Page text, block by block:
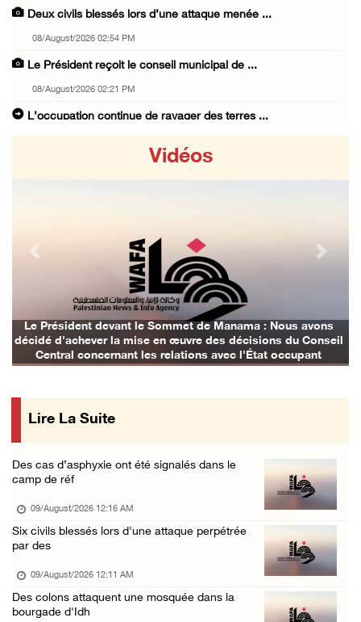
Deux civils blessés lors d’une attaque menée ...
08/August/2026 02:54 PM
Le Président reçoit le conseil municipal de ...
08/August/2026 02:21 PM
L’occupation continue de ravager des terres ...
08/August/2026 10:31 AM
Les forces d’occupation mènent des enquêtes ...
08/August/2026 10:24 AM
L’occupation installe un poste de contrôle m ...
08/August/2026 09:45 AM
Vidéos
avons
du Conseil
Les avions d'occupation continuent de bombarder
Previous Next
Lire La Suite
Des cas d’asphyxie ont été signalés dans le
camp de réf
09/August/2026 12:16 AM
Six civils blessés lors d'une attaque perpétrée
par des
09/August/2026 12:11 AM
Des colons attaquent une mosquée dans la
bourgade d'Idh